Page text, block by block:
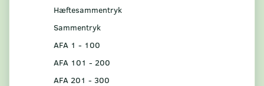
Hæftesammentryk
Sammentryk
AFA 1 - 100
AFA 101 - 200
AFA 201 - 300